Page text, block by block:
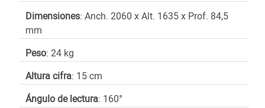
Dimensiones: Anch. 2060 x Alt. 1635 x Prof. 84,5
mm
Peso: 24 kg
Altura cifra: 15 cm
Ángulo de lectura: 160°